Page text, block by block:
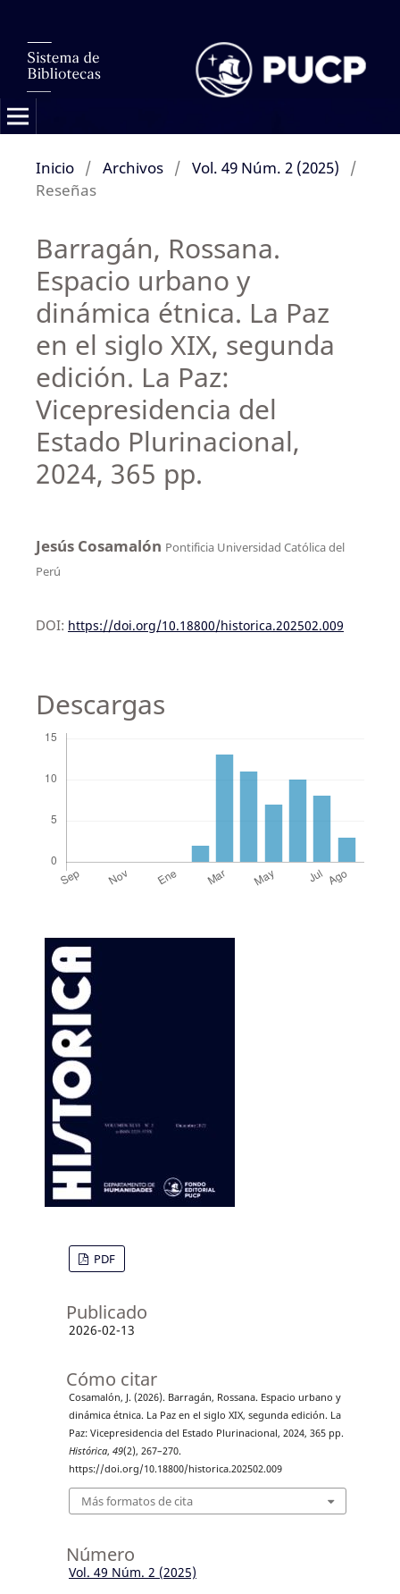
Inicio / Archivos / Vol. 49 Núm. 2 (2025)
/
Reseñas
Barragán, Rossana.
Espacio urbano y
dinámica étnica. La Paz
en el siglo XIX, segunda
edición. La Paz:
Vicepresidencia del
Estado Plurinacional,
2024, 365 pp.
Jesús Cosamalón Pontificia Universidad Católica del
Perú
DOI: https://doi.org/10.18800/historica.202502.009
Descargas
PDF
Publicado
2026-02-13
Cómo citar
Cosamalón, J. (2026). Barragán, Rossana. Espacio urbano y
dinámica étnica. La Paz en el siglo XIX, segunda edición. La
Paz: Vicepresidencia del Estado Plurinacional, 2024, 365 pp.
Histórica, 49(2), 267–270.
https://doi.org/10.18800/historica.202502.009
Más formatos de cita
Número
Vol. 49 Núm. 2 (2025)